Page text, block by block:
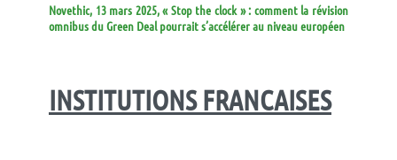
Novethic, 13 mars 2025, « Stop the clock » : comment la révision
omnibus du Green Deal pourrait s’accélérer au niveau européen
INSTITUTIONS FRANCAISES